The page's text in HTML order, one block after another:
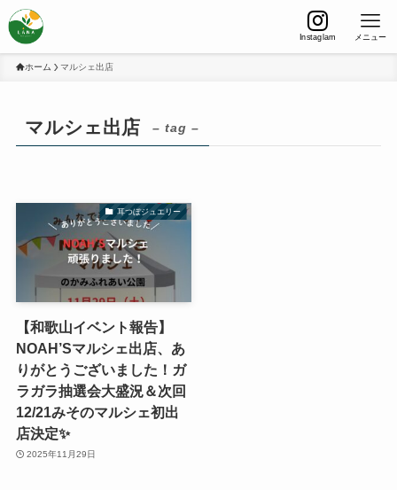
Instaglam メニュー
ホーム マルシェ出店
マルシェ出店 – tag –
耳つぼジュエリー
【和歌山イベント報告】
NOAH’Sマルシェ出店、あ
りがとうございました！ガ
ラガラ抽選会大盛況＆次回
12/21みそのマルシェ初出
店決定✨
2025年11月29日